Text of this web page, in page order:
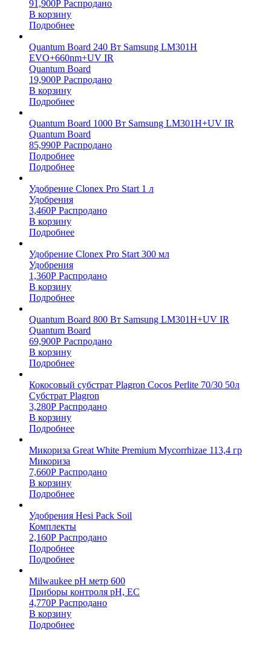
91,900Р Распродано
В корзину
Подробнее
Quantum Board 240 Вт Samsung LM301H
EVO+660nm+UV IR
Quantum Board
19,900Р Распродано
В корзину
Подробнее
Quantum Board 1000 Вт Samsung LM301H+UV IR
Quantum Board
85,990Р Распродано
Подробнее
Подробнее
Удобрение Clonex Pro Start 1 л
Удобрения
3,460Р Распродано
В корзину
Подробнее
Удобрение Clonex Pro Start 300 мл
Удобрения
1,360Р Распродано
В корзину
Подробнее
Quantum Board 800 Вт Samsung LM301H+UV IR
Quantum Board
69,900Р Распродано
В корзину
Подробнее
Кокосовый субстрат Plagron Cocos Perlite 70/30 50л
Субстрат Plagron
3,280Р Распродано
В корзину
Подробнее
Микориза Great White Premium Mycorrhizae 113,4 гр
Микориза
7,660Р Распродано
В корзину
Подробнее
Удобрения Hesi Pack Soil
Комплекты
2,160Р Распродано
Подробнее
Подробнее
Milwaukee pH метр 600
Приборы контроля pH, EC
4,770Р Распродано
В корзину
Подробнее